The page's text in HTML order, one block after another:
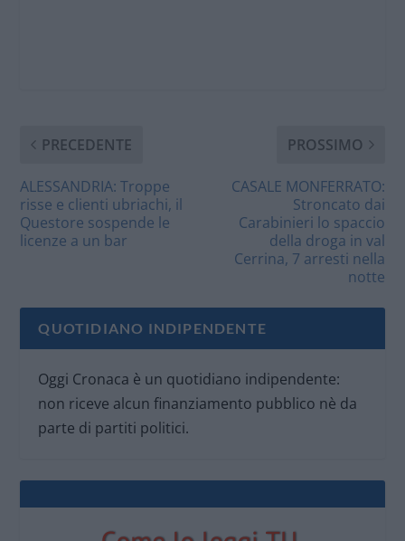
PRECEDENTE
ALESSANDRIA: Troppe
risse e clienti ubriachi, il
Questore sospende le
licenze a un bar
PROSSIMO
CASALE MONFERRATO:
Stroncato dai
Carabinieri lo spaccio
della droga in val
Cerrina, 7 arresti nella
notte
QUOTIDIANO INDIPENDENTE
Oggi Cronaca è un quotidiano indipendente:
non riceve alcun finanziamento pubblico nè da
parte di partiti politici.